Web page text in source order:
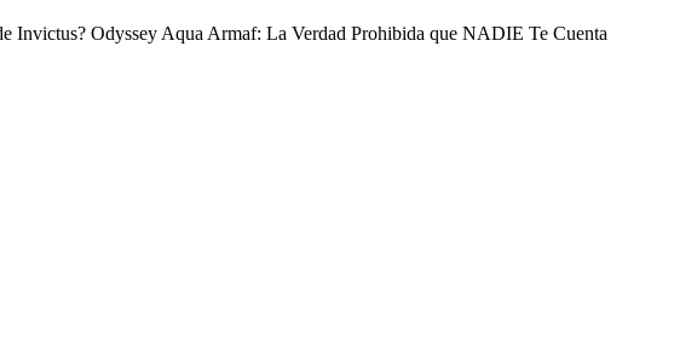
Invictus? Odyssey Aqua Armaf: La Verdad Prohibida que NADIE Te Cuenta